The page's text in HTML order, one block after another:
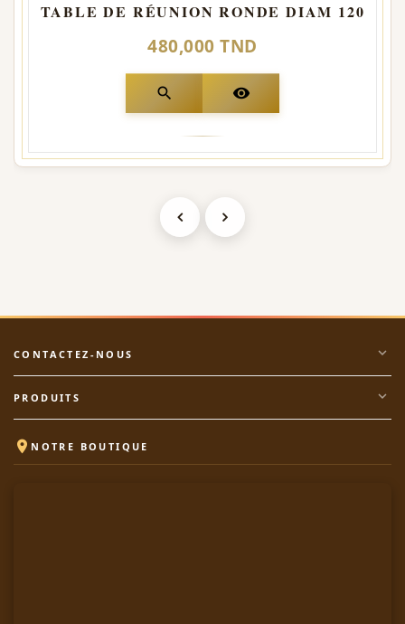
TABLE DE RÉUNION RONDE DIAM 120
480,000 TND
search visibility
CONTACTEZ-NOUS expand_more
PRODUITS expand_more
 NOTRE BOUTIQUE